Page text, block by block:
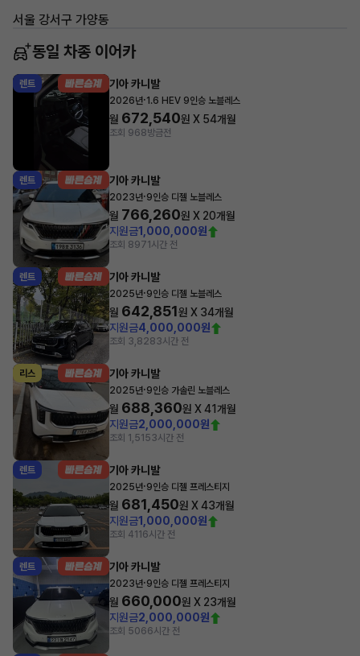
서울 강서구 가양동
동일 차종 이어카
렌트 기아 카니발
2026년·1.6 HEV 9인승 노블레스
월 672,540원 X 54개월
조회 968방금전
렌트 기아 카니발
2023년·9인승 디젤 노블레스
월 766,260원 X 20개월
지원금1,000,000원
조회 8971시간 전
렌트 기아 카니발
2025년·9인승 디젤 노블레스
월 642,851원 X 34개월
지원금4,000,000원
조회 3,8283시간 전
리스 기아 카니발
2025년·9인승 가솔린 노블레스
월 688,360원 X41개월
지원금2,000,000원
조회 1,5153시간 전
렌트 기아 카니발
2025년·9인승 디젤 프레스티지
월 681,450원 X43개월
지원금1,000,000원
조회 411 6시간 전
렌트 기아 카니발
2023년·9인승 디젤 프레스티지
월 660,000원 X 23개월
지원금2,000,000원
조회 5066시간 전